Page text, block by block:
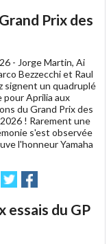
Prix des
- Jorge Martin, Ai
Bezzecchi et Raul
signent un quadruplé
pour Aprilia aux
du Grand Prix des
! Rarement une
s'est observée
l'honneur Yamaha
EnvoyerPartager
sur sur
essais du GP